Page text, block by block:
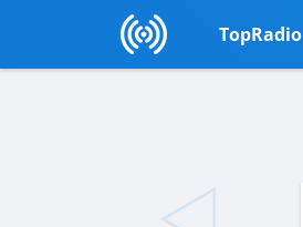
TopRadio